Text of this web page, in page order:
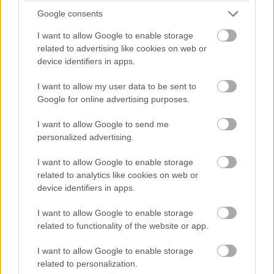
Google consents
I want to allow Google to enable storage
related to advertising like cookies on web or
device identifiers in apps.
I want to allow my user data to be sent to
Google for online advertising purposes.
I want to allow Google to send me
personalized advertising.
I want to allow Google to enable storage
related to analytics like cookies on web or
device identifiers in apps.
I want to allow Google to enable storage
related to functionality of the website or app.
I want to allow Google to enable storage
related to personalization.
Balogh Tamás
Nem tud úrrá lenni a fékproblémákon a Cadillac
továbbra is szenvednek a fékhűtési problémáktól a Cadillacnél –
ismerte el Valtteri Bottas. A gond a leglátványosabban